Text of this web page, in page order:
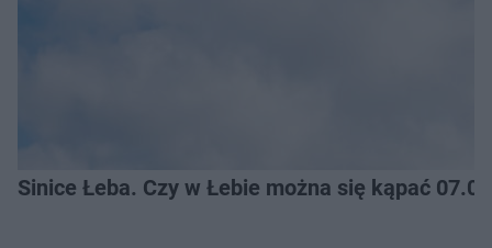
Sinice Łeba. Czy w Łebie można się kąpać